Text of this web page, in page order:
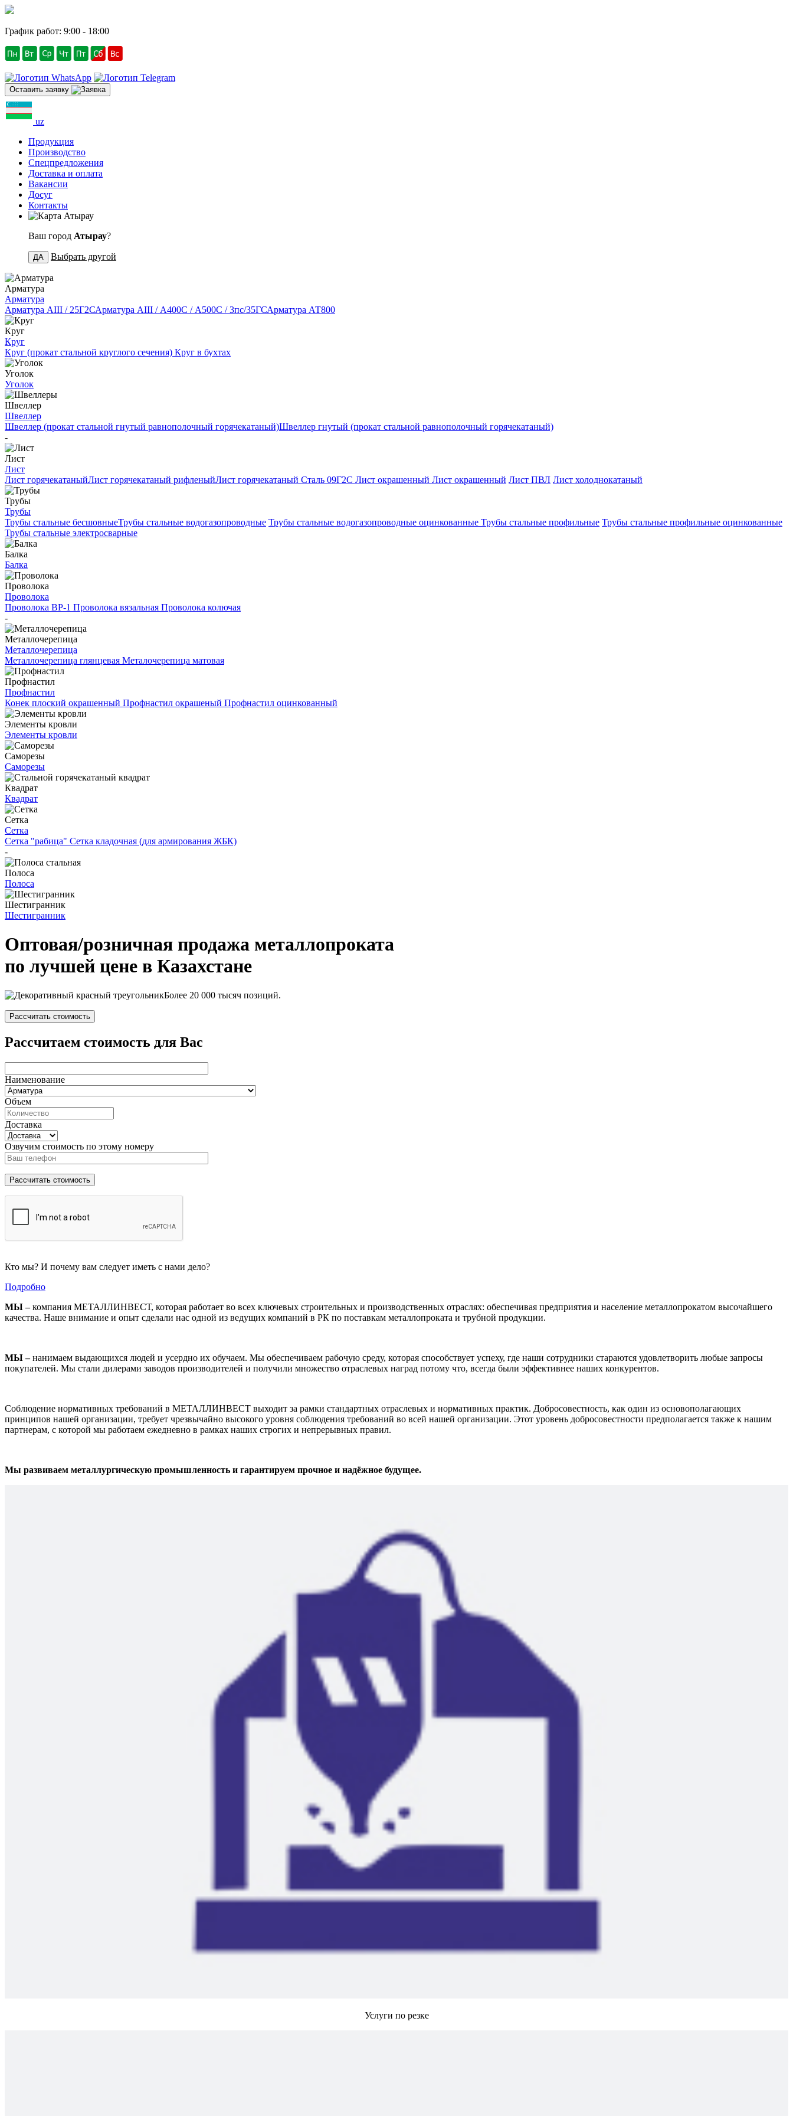
График работ: 9:00 - 18:00
Оставить заявку
uz
Продукция
Производство
Спецпредложения
Доставка и оплата
Вакансии
Досуг
Контакты
Атырау
Ваш город Атырау?
ДА Выбрать другой
Арматура
Арматура
Арматура АIII / 25Г2САрматура АIII / А400С / А500С / 3пс/35ГСАрматура АТ800
Круг
Круг
Круг (прокат стальной круглого сечения) Круг в бухтах
Уголок
Уголок
Швеллер
Швеллер
Швеллер (прокат стальной гнутый равнополочный горячекатаный)Швеллер гнутый (прокат стальной равнополочный горячекатаный)
-
Лист
Лист
Лист горячекатаныйЛист горячекатаный рифленыйЛист горячекатаный Сталь 09Г2С Лист окрашенный Лист окрашенный Лист ПВЛ Лист холоднокатаный
Трубы
Трубы
Трубы стальные бесшовныеТрубы стальные водогазопроводные Трубы стальные водогазопроводные оцинкованные Трубы стальные профильные Трубы стальные профильные оцинкованные
Трубы стальные электросварные
Балка
Балка
Проволока
Проволока
Проволока ВР-1 Проволока вязальная Проволока колючая
-
Металлочерепица
Металлочерепица
Металлочерепица глянцевая Металочерепица матовая
Профнастил
Профнастил
Конек плоский окрашенный Профнастил окрашеный Профнастил оцинкованный
Элементы кровли
Элементы кровли
Саморезы
Саморезы
Квадрат
Квадрат
Сетка
Сетка
Сетка "рабица" Сетка кладочная (для армирования ЖБК)
-
Полоса
Полоса
Шестигранник
Шестигранник
Оптовая/розничная продажа металлопроката
по лучшей цене в Казахстане
Более 20 000 тысяч позиций.
Рассчитать стоимость
Рассчитаем стоимость для Вас
Наименование
Объем
Доставка
Озвучим стоимость по этому номеру
Кто мы? И почему вам следует иметь с нами дело?
Подробно
МЫ –компания МЕТАЛЛИНВЕСТ, которая работает во всех ключевых строительных и производственных отраслях: обеспечивая предприятия и население металлопрокатом высочайшего
качества. Наше внимание и опыт сделали нас одной из ведущих компаний в РК по поставкам металлопроката и трубной продукции.
МЫ –нанимаем выдающихся людей и усердно их обучаем. Мы обеспечиваем рабочую среду, которая способствует успеху, где наши сотрудники стараются удовлетворить любые запросы
покупателей. Мы стали дилерами заводов производителей и получили множество отраслевых наград потому что, всегда были эффективнее наших конкурентов.
Соблюдение нормативных требований в МЕТАЛЛИНВЕСТ выходит за рамки стандартных отраслевых и нормативных практик. Добросовестность, как один из основополагающих
принципов нашей организации, требует чрезвычайно высокого уровня соблюдения требований во всей нашей организации. Этот уровень добросовестности предполагается также к нашим
партнерам, с которой мы работаем ежедневно в рамках наших строгих и непрерывных правил.
Мы развиваем металлургическую промышленность и гарантируем прочное и надёжное будущее.
Услуги по резке